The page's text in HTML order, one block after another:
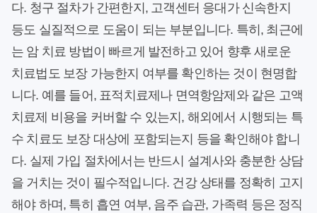
다. 청구 절차가 간편한지, 고객센터 응대가 신속한지
등도 실질적으로 도움이 되는 부분입니다. 특히, 최근에
는 암 치료 방법이 빠르게 발전하고 있어 향후 새로운
치료법도 보장 가능한지 여부를 확인하는 것이 현명합
니다. 예를 들어, 표적치료제나 면역항암제와 같은 고액
치료제 비용을 커버할 수 있는지, 해외에서 시행되는 특
수 치료도 보장 대상에 포함되는지 등을 확인해야 합니
다. 실제 가입 절차에서는 반드시 설계사와 충분한 상담
을 거치는 것이 필수적입니다. 건강 상태를 정확히 고지
해야 하며, 특히 흡연 여부, 음주 습관, 가족력 등은 정직